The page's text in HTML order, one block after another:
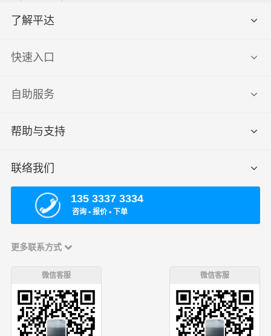
了解平达
快速入口
自助服务
帮助与支持
联络我们
135 3337 3334
咨询 ▪ 报价 ▪ 下单
更多联系方式
微信客服 微信客服